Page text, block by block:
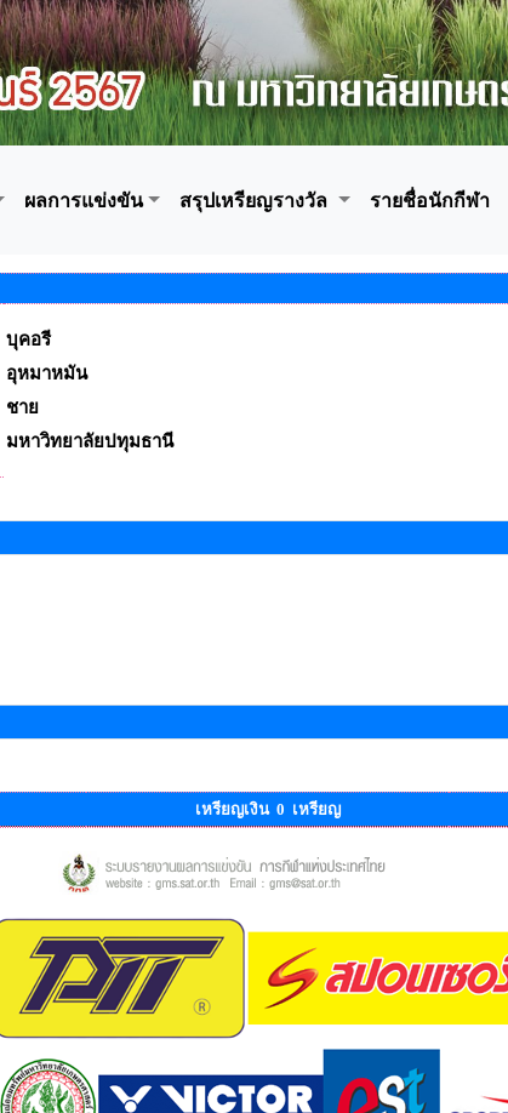
ผลการแข่งขัน สรุปเหรียญรางวัล รายชื่อนักกีฬา
บุคอรี
อุหมาหมัน
ชาย
มหาวิทยาลัยปทุมธานี
เหรียญเงิน 0 เหรียญ